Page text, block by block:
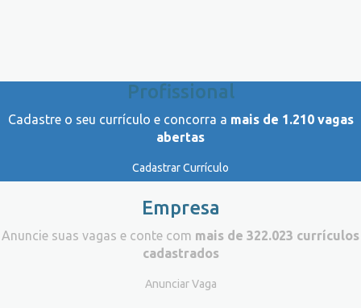
Profissional
Cadastre o seu currículo e concorra a mais de 1.210 vagas
abertas
Cadastrar Currículo
Empresa
Anuncie suas vagas e conte com mais de 322.023 currículos
cadastrados
Anunciar Vaga